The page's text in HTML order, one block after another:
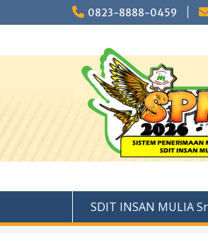
to
0823-8888-0459
SDIT INSAN MULIA